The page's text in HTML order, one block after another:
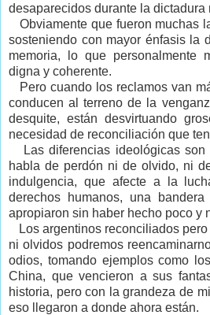
desaparecidos durante la dictadura
Obviamente que fueron muchas
sosteniendo con mayor énfasis la
memoria, lo que personalmente
digna y coherente.
Pero cuando los reclamos van
conducen al terreno de la
desquite, están desvirtuando
necesidad de reconciliación que
Las diferencias ideológicas
habla de perdón ni de olvido, ni
indulgencia, que afecte a la
derechos humanos, una
apropiaron sin haber hecho poco y
Los argentinos reconciliados
ni olvidos podremos
odios, tomando ejemplos como
China, que vencieron a sus
historia, pero con la grandeza de
eso llegaron a donde ahora están.